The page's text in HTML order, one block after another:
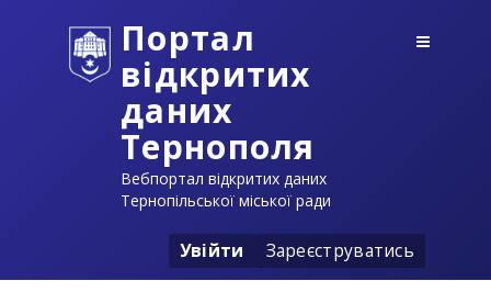
Портал
відкритих
даних
Тернополя
Вебпортал відкритих даних
Тернопільської міської ради
Увійти Зареєструватись